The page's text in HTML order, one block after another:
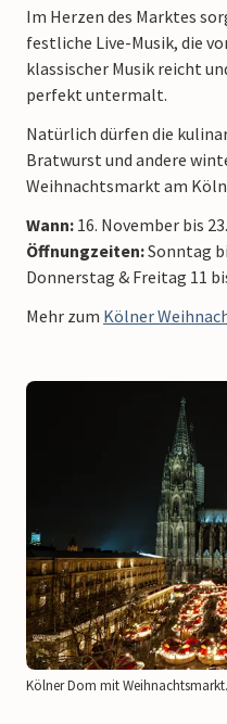
Im Herzen des Marktes
festliche Live-Musik, die
klassischer Musik reicht
perfekt untermalt.
Natürlich dürfen die
Bratwurst und andere
Weihnachtsmarkt am
Wann: 16. November bis
Öffnungzeiten:Sonntag
Donnerstag & Freitag 11
Mehr zum Kölner
Kölner Dom mit Weihnachtsmarkt.